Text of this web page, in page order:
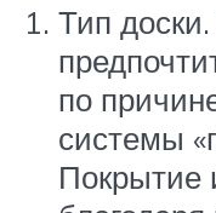
Тип
по
системы
Покрытие